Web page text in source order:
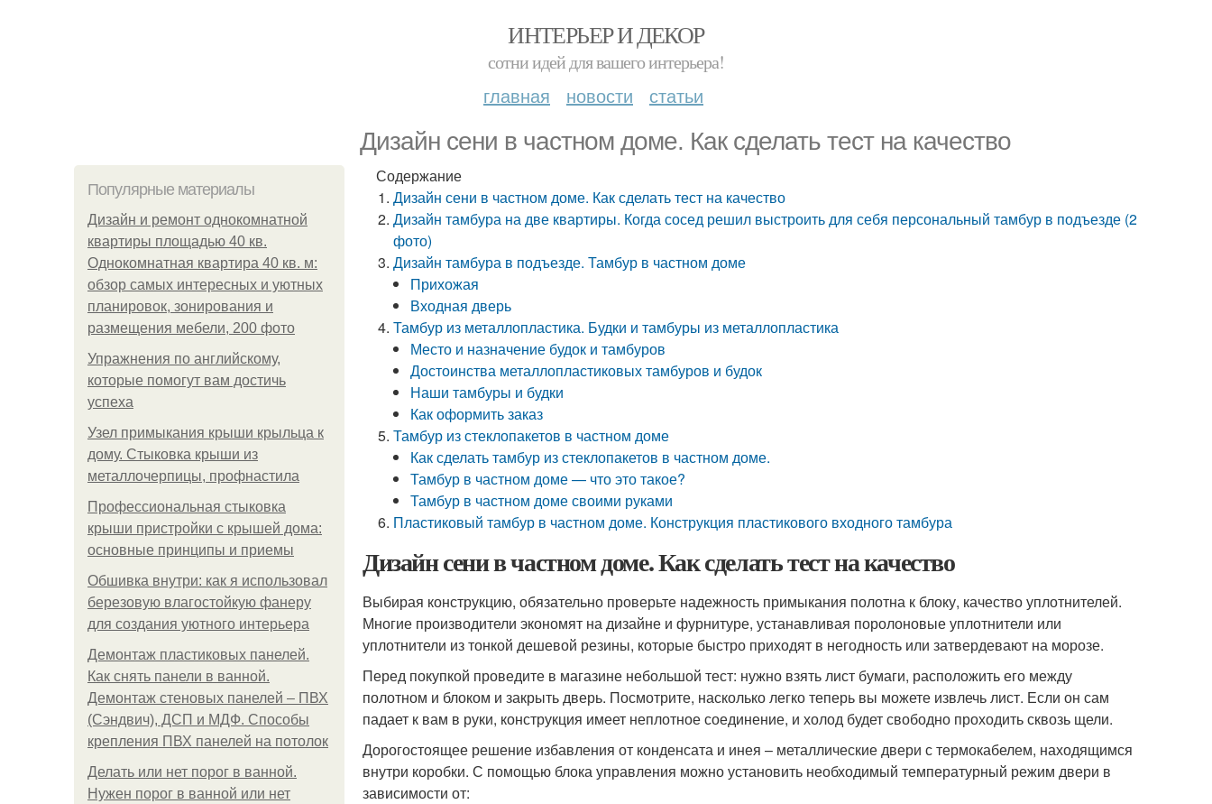
ИНТЕРЬЕР И ДЕКОР
сотни идей для вашего интерьера!
главная новости статьи
Дизайн сени в частном доме. Как сделать тест на качество
Популярные материалы
Дизайн и ремонт однокомнатной
квартиры площадью 40 кв.
Однокомнатная квартира 40 кв. м:
обзор самых интересных и уютных
планировок, зонирования и
размещения мебели, 200 фото
Упражнения по английскому,
которые помогут вам достичь
успеха
Узел примыкания крыши крыльца к
дому. Стыковка крыши из
металлочерпицы, профнастила
Профессиональная стыковка
крыши пристройки с крышей дома:
основные принципы и приемы
Обшивка внутри: как я использовал
березовую влагостойкую фанеру
для создания уютного интерьера
Демонтаж пластиковых панелей.
Как снять панели в ванной.
Демонтаж стеновых панелей – ПВХ
(Сэндвич), ДСП и МДФ. Способы
крепления ПВХ панелей на потолок
Делать или нет порог в ванной.
Нужен порог в ванной или нет
Содержание
Дизайн сени в частном доме. Как сделать тест на качество
Дизайн тамбура на две квартиры. Когда сосед решил выстроить для себя персональный тамбур в подъезде (2
фото)
Дизайн тамбура в подъезде. Тамбур в частном доме
Прихожая
Входная дверь
Тамбур из металлопластика. Будки и тамбуры из металлопластика
Место и назначение будок и тамбуров
Достоинства металлопластиковых тамбуров и будок
Наши тамбуры и будки
Как оформить заказ
Тамбур из стеклопакетов в частном доме
Как сделать тамбур из стеклопакетов в частном доме.
Тамбур в частном доме — что это такое?
Тамбур в частном доме своими руками
Пластиковый тамбур в частном доме. Конструкция пластикового входного тамбура
Дизайн сени в частном доме. Как сделать тест на качество
Выбирая конструкцию, обязательно проверьте надежность примыкания полотна к блоку, качество уплотнителей.
Многие производители экономят на дизайне и фурнитуре, устанавливая поролоновые уплотнители или
уплотнители из тонкой дешевой резины, которые быстро приходят в негодность или затвердевают на морозе.
Перед покупкой проведите в магазине небольшой тест: нужно взять лист бумаги, расположить его между
полотном и блоком и закрыть дверь. Посмотрите, насколько легко теперь вы можете извлечь лист. Если он сам
падает к вам в руки, конструкция имеет неплотное соединение, и холод будет свободно проходить сквозь щели.
Дорогостоящее решение избавления от конденсата и инея – металлические двери с термокабелем, находящимся
внутри коробки. С помощью блока управления можно установить необходимый температурный режим двери в
зависимости от: